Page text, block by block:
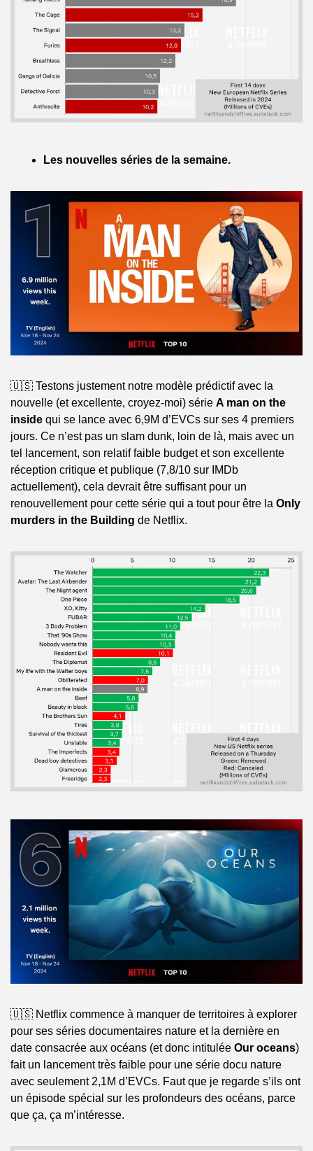
Les nouvelles séries de la semaine.
🇺🇸 Testons justement notre modèle prédictif avec la
nouvelle (et excellente, croyez-moi) série A man on the
inside qui se lance avec 6,9M d’EVCs sur ses 4 premiers
jours. Ce n’est pas un slam dunk, loin de là, mais avec un
tel lancement, son relatif faible budget et son excellente
réception critique et publique (7,8/10 sur IMDb
actuellement), cela devrait être suffisant pour un
renouvellement pour cette série qui a tout pour être la Only
murders in the Building de Netflix.
🇺🇸 Netflix commence à manquer de territoires à explorer
pour ses séries documentaires nature et la dernière en
date consacrée aux océans (et donc intitulée Our oceans)
fait un lancement très faible pour une série docu nature
avec seulement 2,1M d’EVCs. Faut que je regarde s’ils ont
un épisode spécial sur les profondeurs des océans, parce
que ça, ça m’intéresse.